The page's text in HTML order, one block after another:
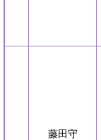
藤田守